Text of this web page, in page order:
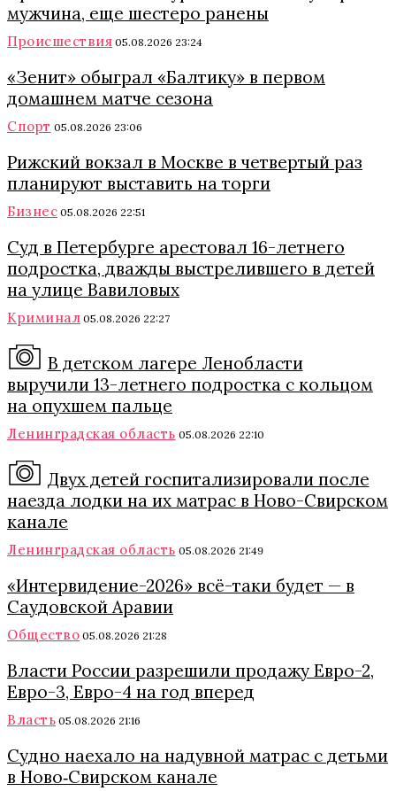
мужчина, еще шестеро ранены
Происшествия 05.08.2026 23:24
«Зенит» обыграл «Балтику» в первом
домашнем матче сезона
Спорт 05.08.2026 23:06
Рижский вокзал в Москве в четвертый раз
планируют выставить на торги
Бизнес 05.08.2026 22:51
Суд в Петербурге арестовал 16-летнего
подростка, дважды выстрелившего в детей
на улице Вавиловых
Криминал 05.08.2026 22:27
В детском лагере Ленобласти
выручили 13-летнего подростка с кольцом
на опухшем пальце
Ленинградская область 05.08.2026 22:10
Двух детей госпитализировали после
наезда лодки на их матрас в Ново-Свирском
канале
Ленинградская область 05.08.2026 21:49
«Интервидение-2026» всё-таки будет — в
Саудовской Аравии
Общество 05.08.2026 21:28
Власти России разрешили продажу Евро-2,
Евро-3, Евро-4 на год вперед
Власть 05.08.2026 21:16
Судно наехало на надувной матрас с детьми
в Ново‑Свирском канале